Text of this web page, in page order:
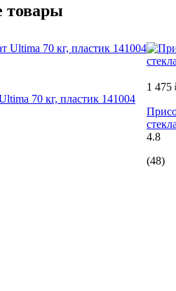
товары
70 кг, пластик 141004
1 475
4.8
(48)